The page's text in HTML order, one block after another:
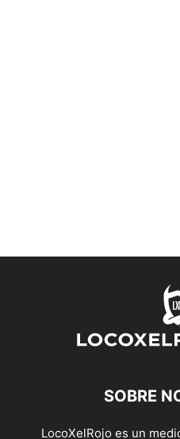
SOBRE
LocoXelRojo es un